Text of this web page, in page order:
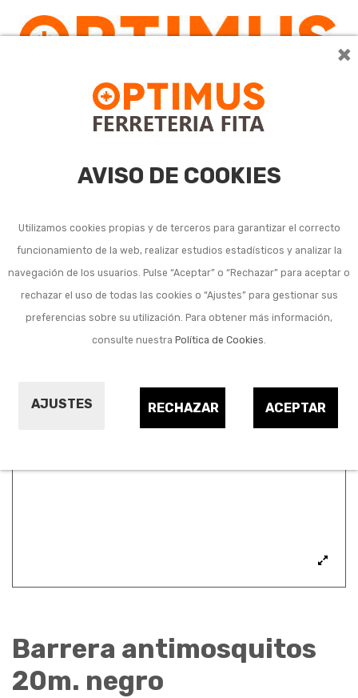
×
AVISO DE COOKIES
Utilizamos cookies propias y de terceros para garantizar el correcto
funcionamiento de la web, realizar estudios estadísticos y analizar la
navegación de los usuarios. Pulse “Aceptar” o “Rechazar” para aceptar o
rechazar el uso de todas las cookies o “Ajustes” para gestionar sus
preferencias sobre su utilización. Para obtener más información,
consulte nuestra Política de Cookies.
AJUSTES ACEPTAR
RECHAZAR
Barrera antimosquitos
20m. negro